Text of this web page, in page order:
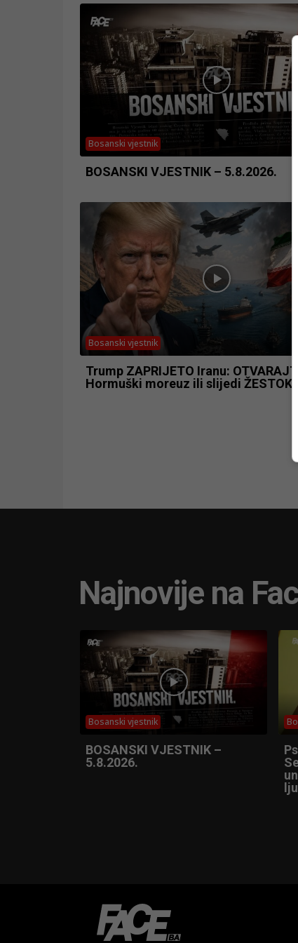
Bosanski vjestnik
BOSANSKI VJESTNIK – 5.8.2026.
Bosanski vjestnik
Trump ZAPRIJETO Iranu: OTVARAJTE
Hormuški moreuz ili slijedi
Najnovije na
Bosanski vjestnik
BOSANSKI VJESTNIK –
5.8.2026.